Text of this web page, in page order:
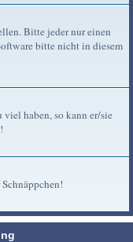
Bitte jeder nur einen
bitte nicht in diesem
haben, so kann er/sie